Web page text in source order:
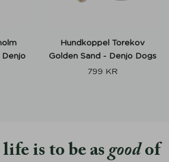
Denjo
Hundkoppel Torekov
Golden Sand - Denjo Dogs
799 KR
is to be as goodof